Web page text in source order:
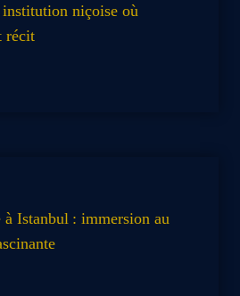
niçoise où
récit
Istanbul : immersion au